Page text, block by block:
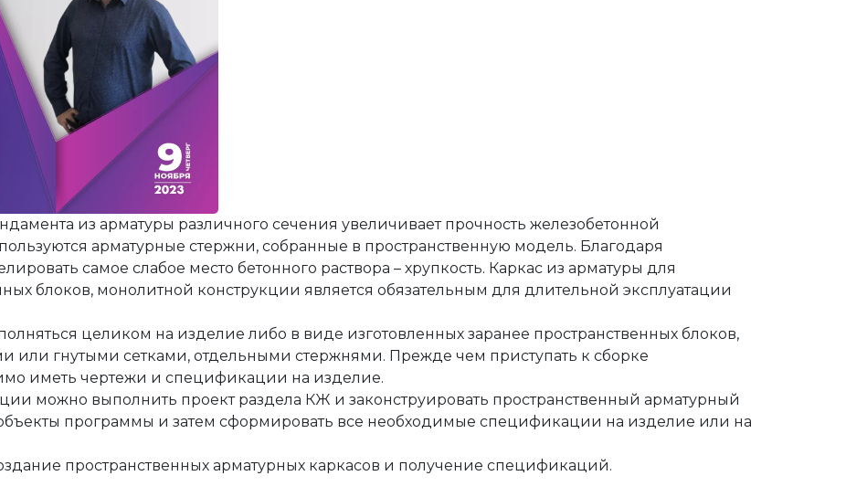
решения
недвижимости
и автоматики
из арматуры различного сечения увеличивает прочность железобетонной
арматурные стержни, собранные в пространственную модель. Благодаря
самое слабое место бетонного раствора – хрупкость. Каркас из арматуры для
блоков, монолитной конструкции является обязательным для длительной эксплуатации
целиком на изделие либо в виде изготовленных заранее пространственных блоков,
или гнутыми сетками, отдельными стержнями. Прежде чем приступать к сборке
иметь чертежи и спецификации на изделие.
можно выполнить проект раздела КЖ и законструировать пространственный арматурный
программы и затем сформировать все необходимые спецификации на изделие или на
пространственных арматурных каркасов и получение спецификаций.